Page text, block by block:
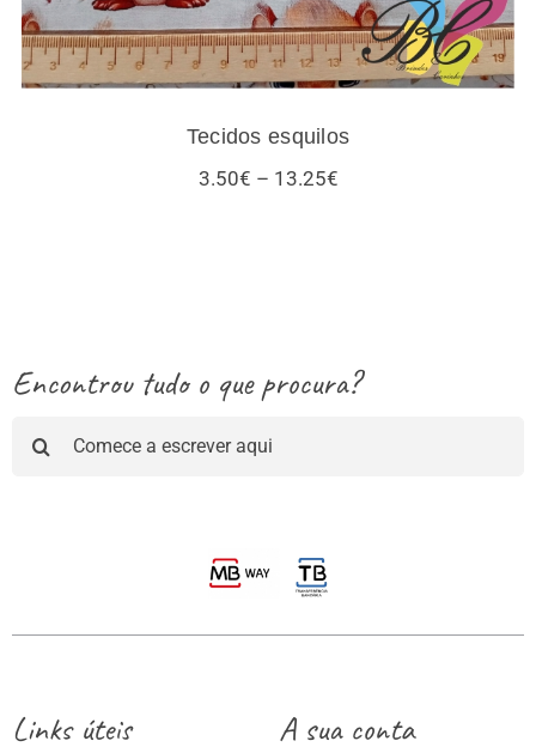
Tecidos esquilos
3.50€ – 13.25€Price
Encontrou tudo o que procura?
Links úteis A sua conta